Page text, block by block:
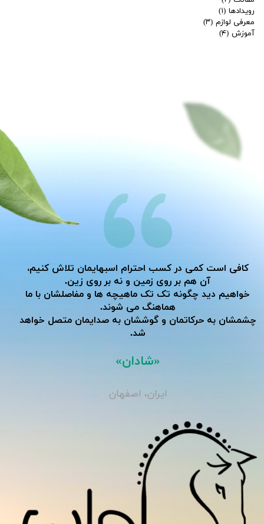
رویدادها (۱)
معرفی لوازم (۳)
آموزش (۴)
کافی است کمی در کسب احترام اسبهایمان تلاش کنیم،
آن هم بر روی زمین و نه بر روی زین.
خواهیم دید چگونه تک تک ماهیچه ها و مفاصلشان با ما
هماهنگ می شوند.
​​​​​​​چشمشان به حرکاتمان و گوششان به صدایمان متصل خواهد
شد.
«شادان»
ایران، اصفهان